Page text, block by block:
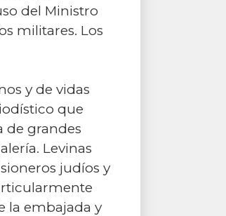
del Ministro
militares. Los
y de vidas
que
de grandes
Levinas
judíos y
la embajada y